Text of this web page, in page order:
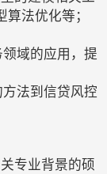
法优化等；
域的应用，提
法到信贷风控
专业背景的硕